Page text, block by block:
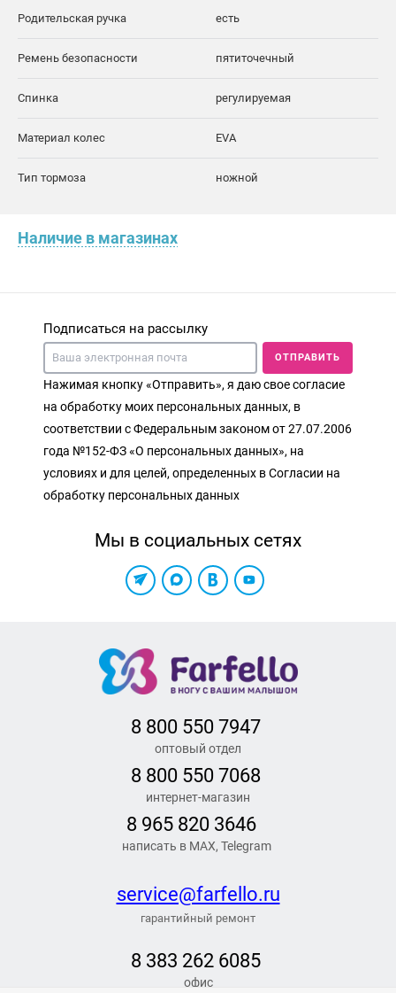
Родительская ручка есть
Ремень безопасности пятиточечный
Спинка регулируемая
Материал колес EVA
Тип тормоза ножной
Наличие в магазинах
Подписаться на рассылку
ОТПРАВИТЬ
Нажимая кнопку «Отправить», я даю свое согласие
на обработку моих персональных данных, в
соответствии с Федеральным законом от 27.07.2006
года №152-ФЗ «О персональных данных», на
условиях и для целей, определенных в Согласии на
обработку персональных данных
Мы в социальных сетях
8 800 550 7947
оптовый отдел
8 800 550 7068
интернет-магазин
8 965 820 3646
написать в MAX, Telegram
service@farfello.ru
гарантийный ремонт
8 383 262 6085
офис